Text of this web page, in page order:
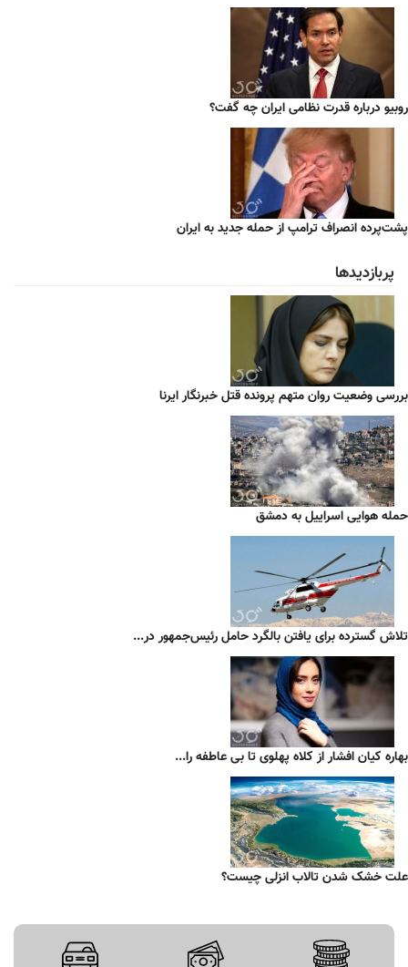
روبیو درباره قدرت نظامی ایران چه گفت؟
پشت‌پرده انصراف ترامپ از حمله جدید به ایران
پربازدیدها
بررسی وضعیت روان متهم پرونده قتل خبرنگار ایرنا
حمله هوایی اسراییل به دمشق
تلاش گسترده برای یافتن بالگرد حامل رئیس‌جمهور در...
بهاره کیان افشار از کلاه پهلوی تا بی عاطفه را...
علت خشک شدن تالاب انزلی چیست؟